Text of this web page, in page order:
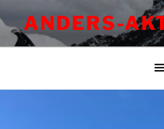
Inhalt
springen
ANDERS-